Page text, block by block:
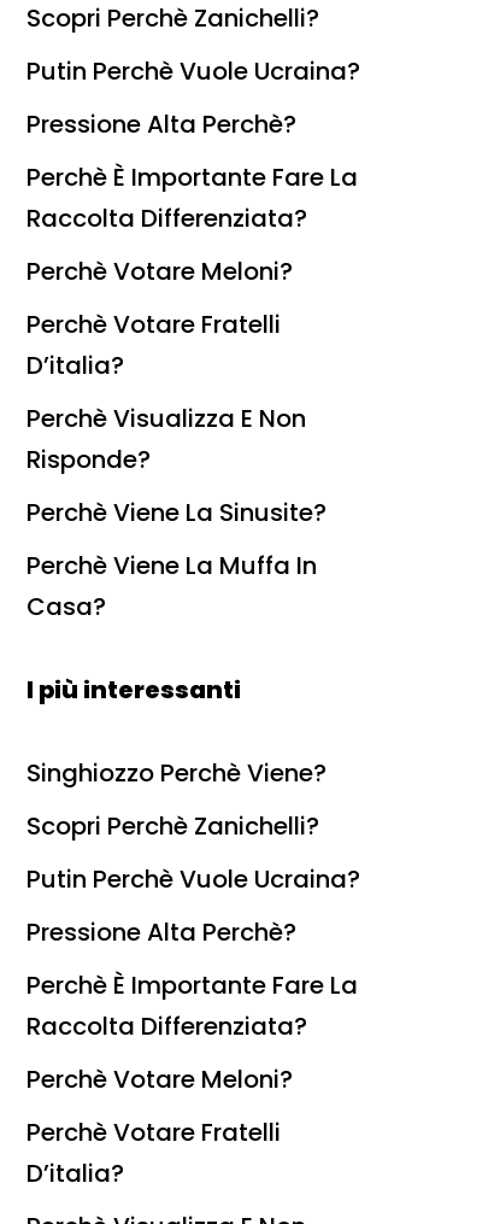
Scopri Perchè Zanichelli?
Putin Perchè Vuole Ucraina?
Pressione Alta Perchè?
Perchè È Importante Fare La
Raccolta Differenziata?
Perchè Votare Meloni?
Perchè Votare Fratelli
D’italia?
Perchè Visualizza E Non
Risponde?
Perchè Viene La Sinusite?
Perchè Viene La Muffa In
Casa?
I più interessanti
Singhiozzo Perchè Viene?
Scopri Perchè Zanichelli?
Putin Perchè Vuole Ucraina?
Pressione Alta Perchè?
Perchè È Importante Fare La
Raccolta Differenziata?
Perchè Votare Meloni?
Perchè Votare Fratelli
D’italia?